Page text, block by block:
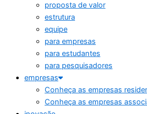
proposta de valor
estrutura
equipe
para empresas
para estudantes
para pesquisadores
empresas
Conheça as empresas
Conheça as empresas